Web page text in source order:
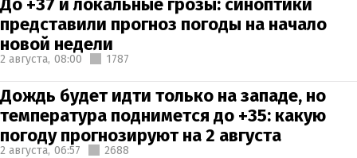
представили прогноз погоды на начало
новой недели
2 августа, 08:00 1787
Дождь будет идти только на западе, но
температура поднимется до +35: какую
погоду прогнозируют на 2 августа
2 августа, 06:57 2688